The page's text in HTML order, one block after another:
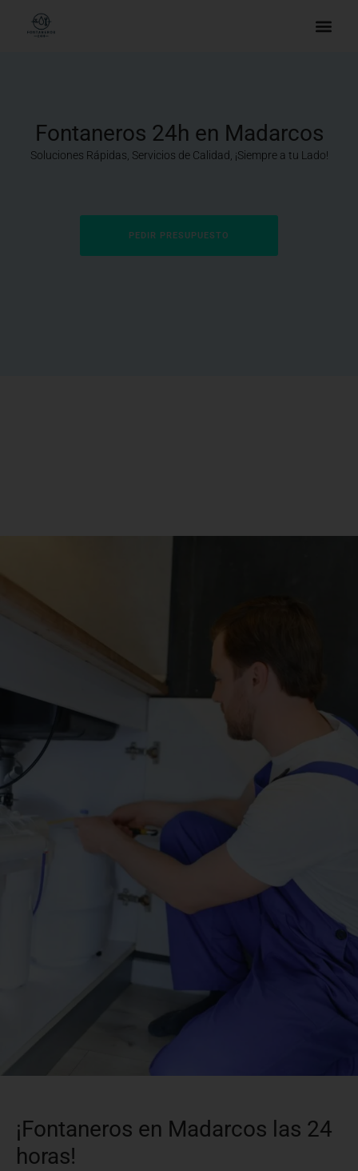
Fontaneros 24h en Madarcos
Soluciones Rápidas, Servicios de Calidad, ¡Siempre a tu Lado!
PEDIR PRESUPUESTO
¡Fontaneros en Madarcos las 24
horas!